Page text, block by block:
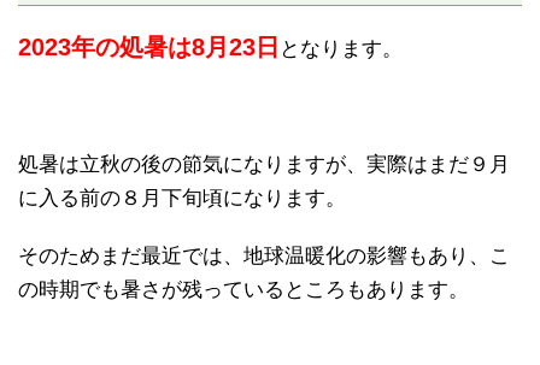
2023年の処暑は8月23日 となります。
処暑は立秋の後の節気になりますが、実際はまだ９月
に入る前の８月下旬頃になります。
そのためまだ最近では、地球温暖化の影響もあり、こ
の時期でも暑さが残っているところもあります。